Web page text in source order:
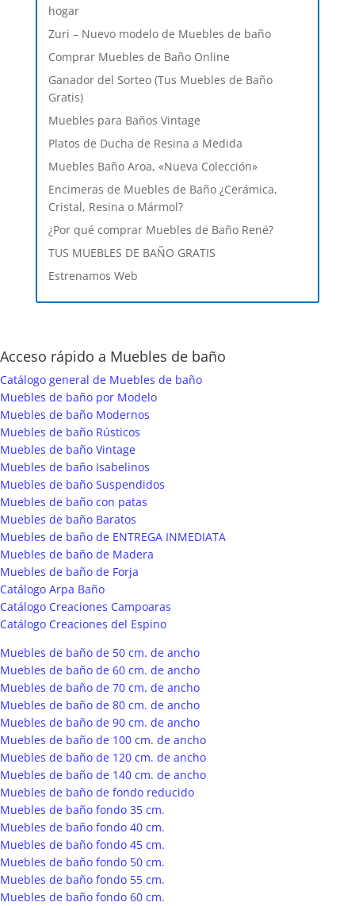
hogar
Zuri – Nuevo modelo de Muebles de baño
Comprar Muebles de Baño Online
Ganador del Sorteo (Tus Muebles de Baño
Gratis)
Muebles para Baños Vintage
Platos de Ducha de Resina a Medida
Muebles Baño Aroa, «Nueva Colección»
Encimeras de Muebles de Baño ¿Cerámica,
Cristal, Resina o Mármol?
¿Por qué comprar Muebles de Baño René?
TUS MUEBLES DE BAÑO GRATIS
Estrenamos Web
Acceso rápido a Muebles de baño
Catálogo general de Muebles de baño
Muebles de baño por Modelo
Muebles de baño Modernos
Muebles de baño Rústicos
Muebles de baño Vintage
Muebles de baño Isabelinos
Muebles de baño Suspendidos
Muebles de baño con patas
Muebles de baño Baratos
Muebles de baño de ENTREGA INMEDIATA
Muebles de baño de Madera
Muebles de baño de Forja
Catálogo Arpa Baño
Catálogo Creaciones Campoaras
Catálogo Creaciones del Espino
Muebles de baño de 50 cm. de ancho
Muebles de baño de 60 cm. de ancho
Muebles de baño de 70 cm. de ancho
Muebles de baño de 80 cm. de ancho
Muebles de baño de 90 cm. de ancho
Muebles de baño de 100 cm. de ancho
Muebles de baño de 120 cm. de ancho
Muebles de baño de 140 cm. de ancho
Muebles de baño de fondo reducido
Muebles de baño fondo 35 cm.
Muebles de baño fondo 40 cm.
Muebles de baño fondo 45 cm.
Muebles de baño fondo 50 cm.
Muebles de baño fondo 55 cm.
Muebles de baño fondo 60 cm.